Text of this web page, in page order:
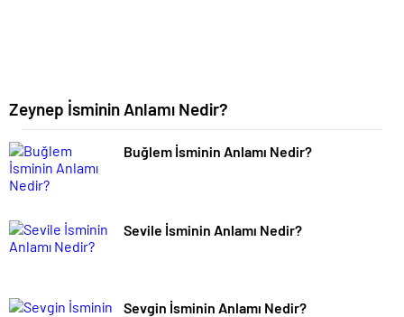
Zeynep İsminin Anlamı Nedir?
Buğlem İsminin Anlamı Nedir?
Sevile İsminin Anlamı Nedir?
Sevgin İsminin Anlamı Nedir?